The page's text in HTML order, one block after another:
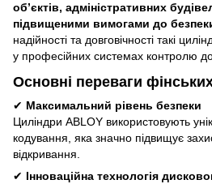
об’єктів, адміністративних
підвищеними вимогами до
надійності та довговічності такі
у професійних системах контролю
Основні переваги
✔ Максимальний рівень безпеки
Циліндри ABLOY використовують
кодування, яка значно підвищує
відкривання.
✔ Інноваційна технологія